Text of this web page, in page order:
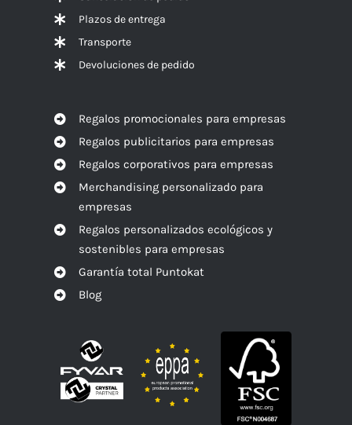
Plazos de entrega
Transporte
Devoluciones de pedido
Regalos promocionales para empresas
Regalos publicitarios para empresas
Regalos corporativos para empresas
Merchandising personalizado para
empresas
Regalos personalizados ecológicos y
sostenibles para empresas
Garantía total Puntokat
Blog